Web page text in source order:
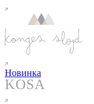
Новинка